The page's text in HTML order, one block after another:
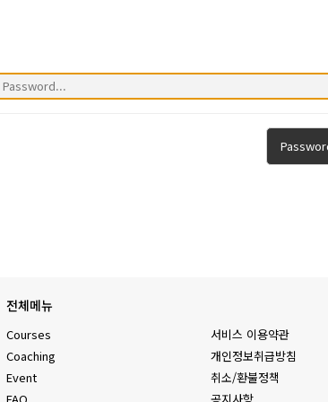
전체메뉴
Courses
Coaching
Event
서비스 이용약관
개인정보취급방침
취소/환불정책